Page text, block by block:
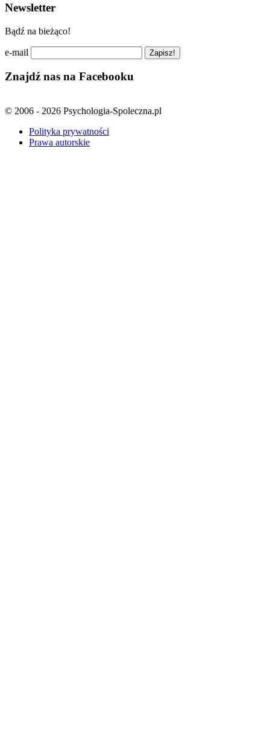
Newsletter
Bądź na bieżąco!
e-mail
Znajdź nas na Facebooku
© 2006 - 2026 Psychologia-Spoleczna.pl
Polityka prywatności
Prawa autorskie